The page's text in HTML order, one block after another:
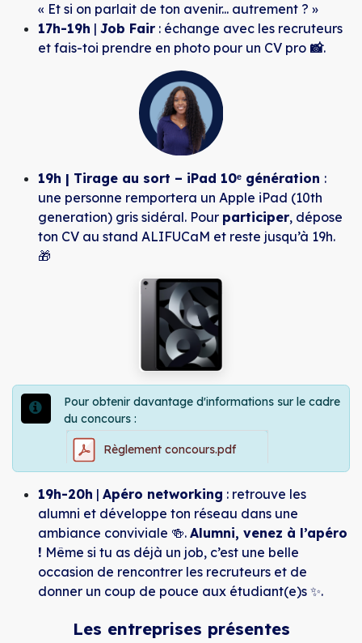
« Et si on parlait de ton avenir... autrement ? »
17h-19h | Job Fair : échange avec les recruteurs
et fais-toi prendre en photo pour un CV pro 📸.
19h | Tirage au sort – iPad 10ᵉ génération :
une personne remportera un Apple iPad (10th
generation) gris sidéral. Pour participer, dépose
ton CV au stand ALIFUCaM et reste jusqu’à 19h.
🎁
Pour obtenir davantage d'informations sur le cadre
du concours :
Règlement concours.pdf
19h-20h | Apéro networking : retrouve les
alumni et développe ton réseau dans une
ambiance conviviale 🍻. Alumni, venez à l’apéro
! Même si tu as déjà un job, c’est une belle
occasion de rencontrer les recruteurs et de
donner un coup de pouce aux étudiant(e)s ✨.
Les entreprises présentes